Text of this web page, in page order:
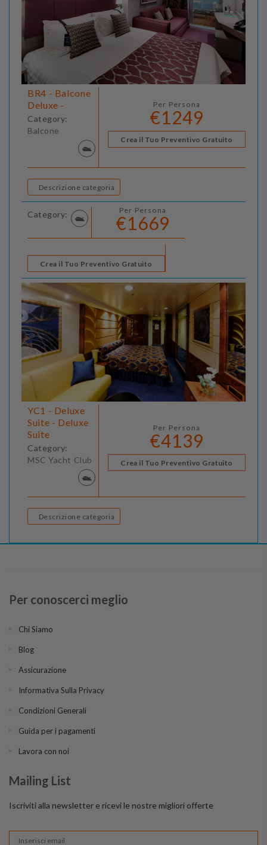
BR4 - Balcone
Deluxe -
Category:
Balcone
Per Persona
€1249
Crea il Tuo Preventivo Gratuito
Descrizione categoria
Category: Per Persona
€1669
Crea il Tuo Preventivo Gratuito
YC1 - Deluxe
Suite - Deluxe
Suite
Category:
MSC Yacht Club
Per Persona
€4139
Crea il Tuo Preventivo Gratuito
Descrizione categoria
Per conoscerci meglio
Chi Siamo
Blog
Assicurazione
Informativa Sulla Privacy
Condizioni Generali
Guida per i pagamenti
Lavora con noi
Mailing List
Iscriviti alla newsletter e ricevi le nostre migliori offerte